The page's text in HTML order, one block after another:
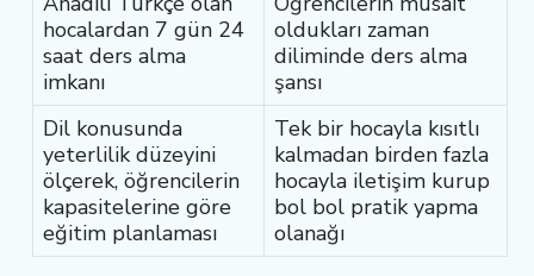
hocalardan 7 gün 24
saat ders alma
imkanı
oldukları zaman
diliminde ders alma
şansı
Dil konusunda
yeterlilik düzeyini
ölçerek, öğrencilerin
kapasitelerine göre
eğitim planlaması
Tek bir hocayla kısıtlı
kalmadan birden fazla
hocayla iletişim kurup
bol bol pratik yapma
olanağı